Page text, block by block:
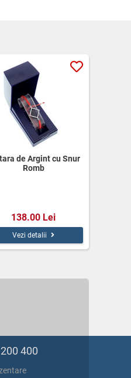
de Argint cu Snur
Romb
138.00 Lei
Vezi detalii
400